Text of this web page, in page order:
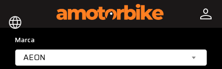
language person
Marca
AEON